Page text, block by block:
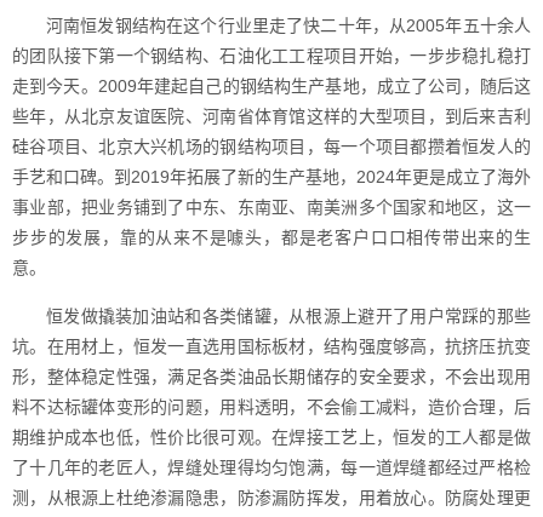
河南恒发钢结构在这个行业里走了快二十年，从2005年五十余人
的团队接下第一个钢结构、石油化工工程项目开始，一步步稳扎稳打
走到今天。2009年建起自己的钢结构生产基地，成立了公司，随后这
些年，从北京友谊医院、河南省体育馆这样的大型项目，到后来吉利
硅谷项目、北京大兴机场的钢结构项目，每一个项目都攒着恒发人的
手艺和口碑。到2019年拓展了新的生产基地，2024年更是成立了海外
事业部，把业务铺到了中东、东南亚、南美洲多个国家和地区，这一
步步的发展，靠的从来不是噱头，都是老客户口口相传带出来的生
意。
恒发做撬装加油站和各类储罐，从根源上避开了用户常踩的那些
坑。在用材上，恒发一直选用国标板材，结构强度够高，抗挤压抗变
形，整体稳定性强，满足各类油品长期储存的安全要求，不会出现用
料不达标罐体变形的问题，用料透明，不会偷工减料，造价合理，后
期维护成本也低，性价比很可观。在焊接工艺上，恒发的工人都是做
了十几年的老匠人，焊缝处理得均匀饱满，每一道焊缝都经过严格检
测，从根源上杜绝渗漏隐患，防渗漏防挥发，用着放心。防腐处理更